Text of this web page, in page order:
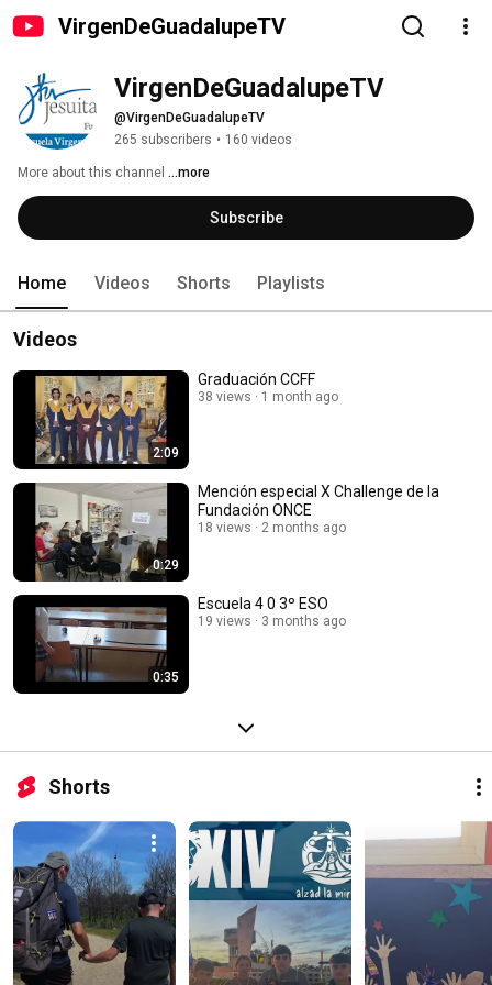
VirgenDeGuadalupeTV
VirgenDeGuadalupeTV
@VirgenDeGuadalupeTV
265 subscribers • 160 videos
More about this channel ...more
Subscribe
Home Videos Shorts Playlists
Videos
2:09
Graduación CCFF
38 views 1 month ago
0:29
Mención especial X Challenge de la
Fundación ONCE
18 views 2 months ago
0:35
Escuela 4 0 3º ESO
19 views 3 months ago
Shorts